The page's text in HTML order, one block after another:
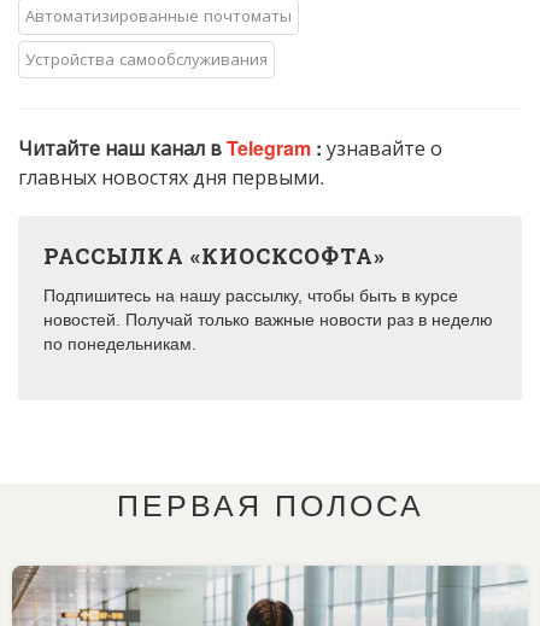
Автоматизированные почтоматы
Устройства самообслуживания
Читайте наш канал вTelegram : узнавайте о
главных новостях дня первыми.
РАССЫЛКА «КИОСКСОФТА»
Подпишитесь на нашу рассылку, чтобы быть в курсе
новостей. Получай только важные новости раз в неделю
по понедельникам.
ПЕРВАЯ ПОЛОСА